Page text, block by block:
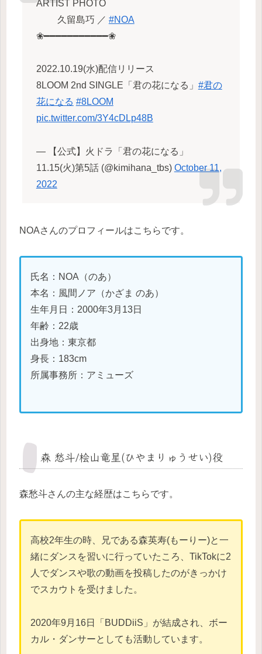
ARTIST PHOTO
久留島巧 ／ #NOA
❀━━━━━━━━━━━❀
2022.10.19(水)配信リリース
8LOOM 2nd SINGLE「君の花になる」 #君の
花になる #8LOOM
pic.twitter.com/3Y4cDLp48B
— 【公式】火ドラ「君の花になる」
11.15(火)第5話 (@kimihana_tbs) October 11,
2022
NOAさんのプロフィールはこちらです。
氏名：NOA（のあ）
本名：風間ノア（かざま のあ）
生年月日：2000年3月13日
年齢：22歳
出身地：東京都
身長：183cm
所属事務所：アミューズ
森 愁斗/桧山竜星(ひやまりゅうせい)役
森愁斗さんの主な経歴はこちらです。
高校2年生の時、兄である森英寿(もーりー)と一
緒にダンスを習いに行っていたころ、TikTokに2
人でダンスや歌の動画を投稿したのがきっかけ
でスカウトを受けました。
2020年9月16日「BUDDiiS」が結成され、ボー
カル・ダンサーとしても活動しています。